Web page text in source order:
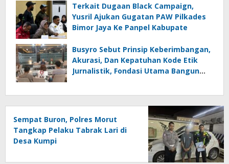
Terkait Dugaan Black Campaign,
Yusril Ajukan Gugatan PAW Pilkades
Bimor Jaya Ke Panpel Kabupate
Busyro Sebut Prinsip Keberimbangan,
Akurasi, Dan Kepatuhan Kode Etik
Jurnalistik, Fondasi Utama Bangun
Sempat Buron, Polres Morut
Tangkap Pelaku Tabrak Lari di
Desa Kumpi